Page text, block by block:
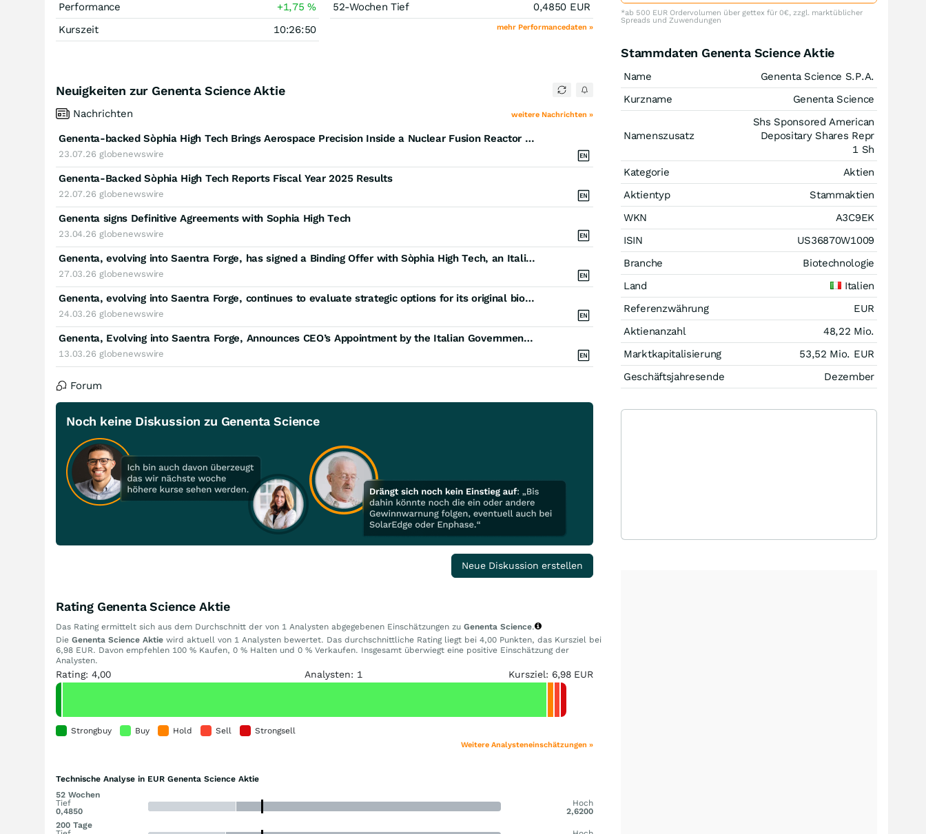
Performance
+1,75%
Kurszeit
10:26:50
52-Wochen Tief
0,4850 EUR
mehr Performancedaten »
Neuigkeiten zur Genenta Science Aktie
Nachrichten weitere Nachrichten »
Genenta-backed Sòphia High Tech Brings Aerospace Precision Inside a Nuclear Fusion Reactor with ROMAN, a Robotic Arm
23.07.26 globenewswire
Genenta-Backed Sòphia High Tech Reports Fiscal Year 2025 Results
22.07.26 globenewswire
Genenta signs Definitive Agreements with Sophia High Tech
23.04.26 globenewswire
Genenta, evolving into Saentra Forge, has signed a Binding Offer with Sòphia High Tech, an Italian company manufacturing critical parts for Europe's space and defense programs
27.03.26 globenewswire
Genenta, evolving into Saentra Forge, continues to evaluate strategic options for its original biotechnology platform derived from the research of Professor Luigi Naldini
24.03.26 globenewswire
Genenta, Evolving into Saentra Forge, Announces CEO’s Appointment by the Italian Government to the Board of Guarantors of the Italian Academy at Columbia University
13.03.26 globenewswire
Forum
Noch keine Diskussion zu Genenta Science
Neue Diskussion erstellen
Rating Genenta Science Aktie
Das Rating ermittelt sich aus dem Durchschnitt der von 1 Analysten abgegebenen Einschätzungen zu Genenta Science.
Die Genenta Science Aktie wird aktuell von 1 Analysten bewertet. Das durchschnittliche Rating liegt bei 4,00 Punkten, das Kursziel bei
6,98 EUR. Davon empfehlen 100 % Kaufen, 0 % Halten und 0 % Verkaufen. Insgesamt überwiegt eine positive Einschätzung der
Analysten.
Rating: 4,00 Analysten: 1 Kursziel: 6,98 EUR
Strongbuy Buy Hold Sell Strongsell
Weitere Analysteneinschätzungen »
Technische Analyse in EUR Genenta Science Aktie
52 Wochen
Tief
0,4850
Hoch
2,6200
200 Tage
*ab 500 EUR Ordervolumen über gettex für 0€, zzgl. marktüblicher
Spreads und Zuwendungen
Stammdaten Genenta Science Aktie
Name
Genenta Science S.P.A.
Kurzname
Genenta Science
Namenszusatz
Shs Sponsored American
Depositary Shares Repr
1 Sh
Kategorie
Aktien
Aktientyp
Stammaktien
WKN
A3C9EK
ISIN
US36870W1009
Branche
Biotechnologie
Land
Italien
Referenzwährung
EUR
Aktienanzahl
48,22 Mio.
Marktkapitalisierung
53,52 Mio. EUR
Geschäftsjahresende
Dezember